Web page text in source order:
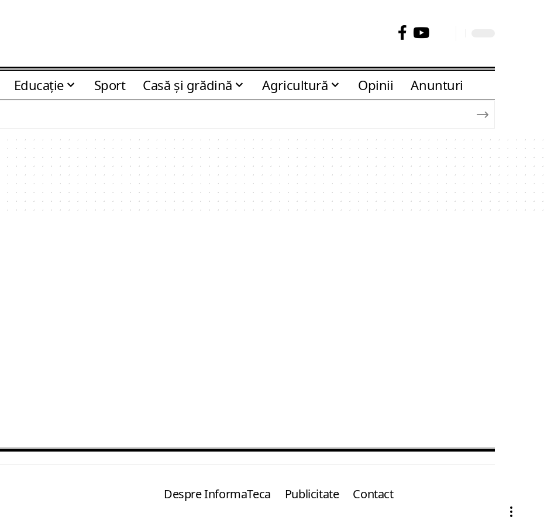
Educaţie Sport Casă şi grădină Agricultură Opinii Anunturi
Despre InformaTeca Publicitate Contact